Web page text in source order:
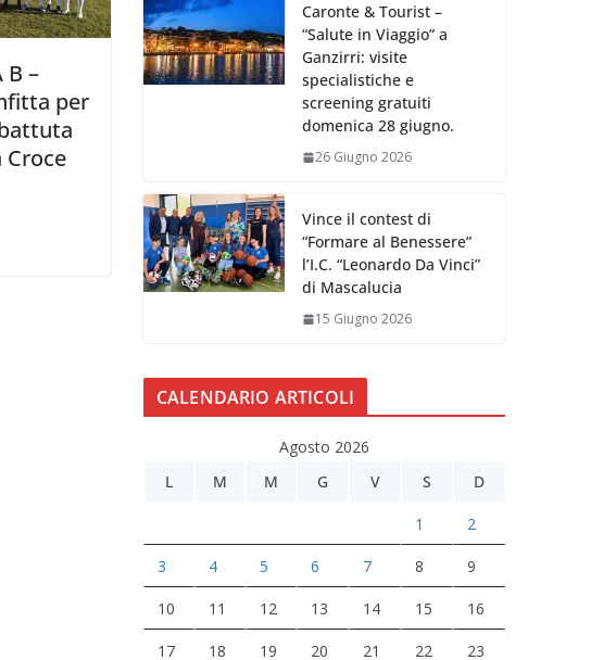
B –
per
Croce
Caronte & Tourist –
“Salute in Viaggio” a
Ganzirri: visite
specialistiche e
screening gratuiti
domenica 28 giugno.
26 Giugno 2026
Vince il contest di
“Formare al Benessere”
l’I.C. “Leonardo Da Vinci”
di Mascalucia
15 Giugno 2026
CALENDARIO ARTICOLI
Agosto 2026
L
M M G V S D
1 2
3 4 5 6 7 8 9
10 11 12 13 14 15 16
17 18 19 20 21 22 23